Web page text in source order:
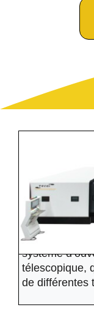
La série LS a
pour la
moyens et
tôles.
télescopique
carénages
système
télescopique,
de différentes